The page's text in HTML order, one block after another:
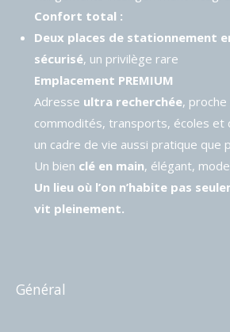
Confort total :
Deux places de stationnement
sécurisé, un privilège rare
Emplacement PREMIUM
Adresse ultra recherchée,
commodités, transports, écoles
un cadre de vie aussi pratique que
Un bien clé en main, élégant,
Un lieu où l’on n’habite pas
vit pleinement.
général